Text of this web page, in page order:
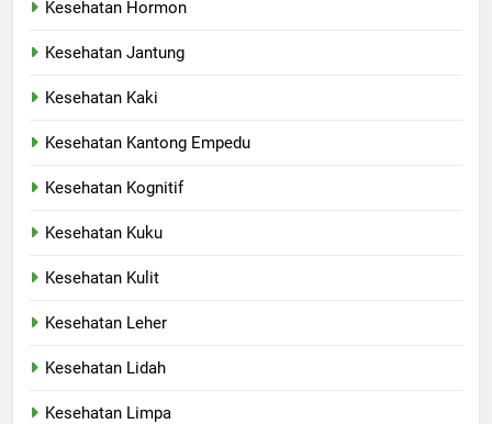
Kesehatan Hormon
Kesehatan Jantung
Kesehatan Kaki
Kesehatan Kantong Empedu
Kesehatan Kognitif
Kesehatan Kuku
Kesehatan Kulit
Kesehatan Leher
Kesehatan Lidah
Kesehatan Limpa